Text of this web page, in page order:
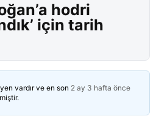
hodri
için tarih
vardır ve en son 2 ay 3 hafta önce